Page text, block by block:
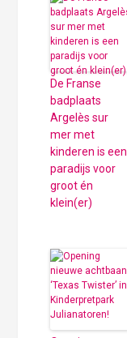
De Franse
badplaats
Argelès sur
mer met
kinderen is een
paradijs voor
groot én
klein(er)